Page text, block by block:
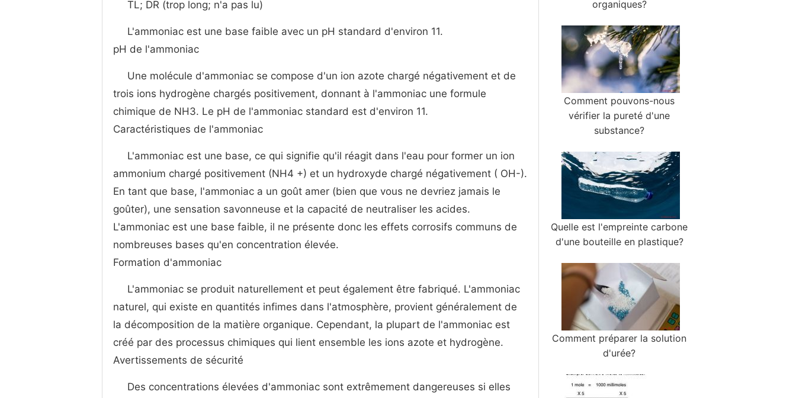
TL; DR (trop long; n'a pas lu)
L'ammoniac est une base faible avec un pH standard d'environ 11.
pH de l'ammoniac
Une molécule d'ammoniac se compose d'un ion azote chargé négativement et de
trois ions hydrogène chargés positivement, donnant à l'ammoniac une formule
chimique de NH3. Le pH de l'ammoniac standard est d'environ 11.
Caractéristiques de l'ammoniac
L'ammoniac est une base, ce qui signifie qu'il réagit dans l'eau pour former un ion
ammonium chargé positivement (NH4 +) et un hydroxyde chargé négativement ( OH-).
En tant que base, l'ammoniac a un goût amer (bien que vous ne devriez jamais le
goûter), une sensation savonneuse et la capacité de neutraliser les acides.
L'ammoniac est une base faible, il ne présente donc les effets corrosifs communs de
nombreuses bases qu'en concentration élevée.
Formation d'ammoniac
L'ammoniac se produit naturellement et peut également être fabriqué. L'ammoniac
naturel, qui existe en quantités infimes dans l'atmosphère, provient généralement de
la décomposition de la matière organique. Cependant, la plupart de l'ammoniac est
créé par des processus chimiques qui lient ensemble les ions azote et hydrogène.
Avertissements de sécurité
Des concentrations élevées d'ammoniac sont extrêmement dangereuses si elles
organiques?
Comment pouvons-nous
vérifier la pureté d'une
substance?
Quelle est l'empreinte carbone
d'une bouteille en plastique?
Comment préparer la solution
d'urée?